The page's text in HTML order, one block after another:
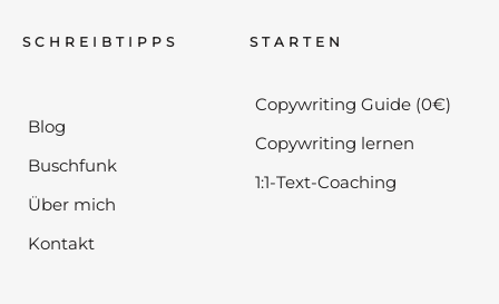
SCHREIBTIPPS
Blog
Buschfunk
Über mich
Kontakt
STARTEN
Copywriting Guide (0€)
Copywriting lernen
1:1-Text-Coaching